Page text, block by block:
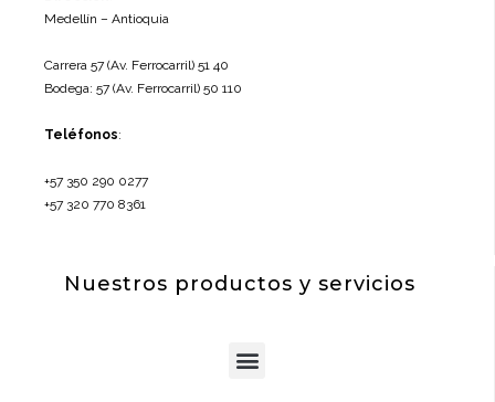
Medellín – Antioquia
Carrera 57 (Av. Ferrocarril) 51 40
Bodega: 57 (Av. Ferrocarril) 50 110
Teléfonos:
+57 350 290 0277
+57 320 770 8361
Nuestros productos y servicios
Menu